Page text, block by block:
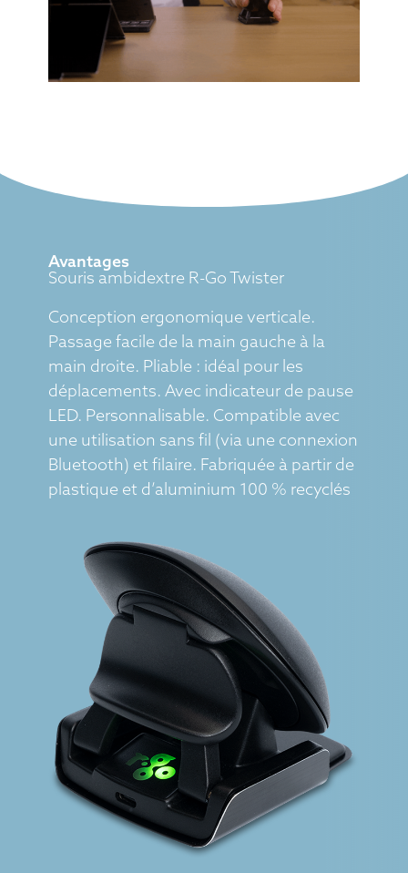
Avantages
Souris ambidextre R-Go Twister
Conception ergonomique verticale.
Passage facile de la main gauche à la
main droite. Pliable : idéal pour les
déplacements. Avec indicateur de pause
LED. Personnalisable. Compatible avec
une utilisation sans fil (via une connexion
Bluetooth) et filaire. Fabriquée à partir de
plastique et d’aluminium 100 % recyclés